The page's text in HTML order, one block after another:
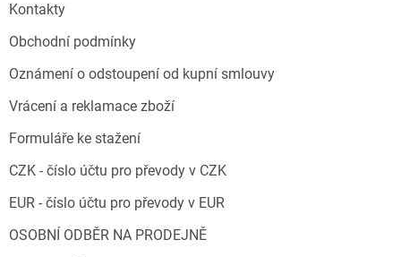
Kontakty
Obchodní podmínky
Oznámení o odstoupení od kupní smlouvy
Vrácení a reklamace zboží
Formuláře ke stažení
CZK - číslo účtu pro převody v CZK
EUR - číslo účtu pro převody v EUR
OSOBNÍ ODBĚR NA PRODEJNĚ